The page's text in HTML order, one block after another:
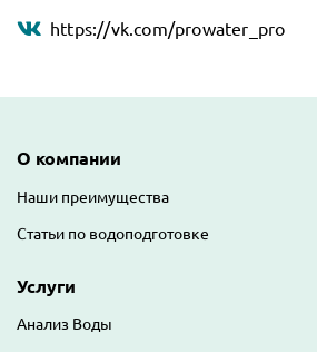
https://vk.com/prowater_pro
Основная навигация
О компании
Наши преимущества
Статьи по водоподготовке
Услуги
Анализ Воды